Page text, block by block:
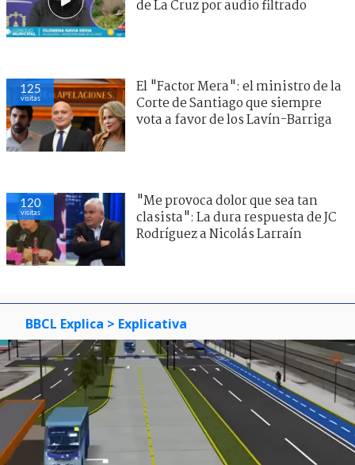
de La Cruz por audio filtrado
125
visitas
El "Factor Mera": el ministro de la
Corte de Santiago que siempre
vota a favor de los Lavín-Barriga
120
visitas
"Me provoca dolor que sea tan
clasista": La dura respuesta de JC
Rodríguez a Nicolás Larraín
BBCL Explica > Explicativa